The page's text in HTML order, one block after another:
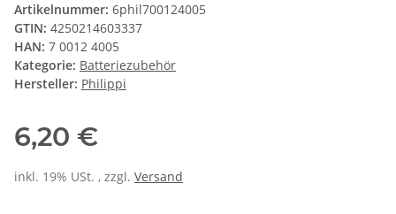
Artikelnummer: 6phil700124005
GTIN: 4250214603337
HAN: 7 0012 4005
Kategorie: Batteriezubehör
Hersteller: Philippi
6,20 €
inkl. 19% USt. , zzgl. Versand